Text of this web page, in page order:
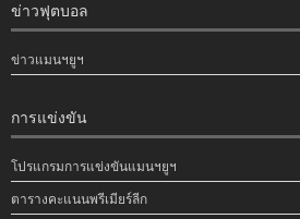
ข่าวฟุตบอล
ข่าวแมนฯยูฯ
การแข่งขัน
โปรแกรมการแข่งขันแมนฯยูฯ
ตารางคะแนนพรีเมียร์ลีก